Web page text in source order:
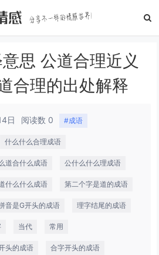
思 公道合理近义
合理的出处解释
日 阅读数 0 #成语
什么什么合理成语
道合什么成语 公什么什么理成语
什么什么成语 第二个字是道的成语
音是G开头的成语 理字结尾的成语
当代 常用
头的成语 合字开头的成语